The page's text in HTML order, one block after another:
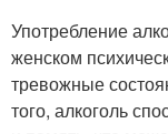
Употребление
женском
тревожные
того, алкоголь